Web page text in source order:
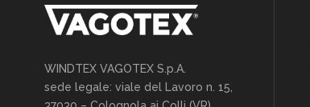
WINDTEX VAGOTEX S.p.A.
sede legale: viale del Lavoro n. 15,